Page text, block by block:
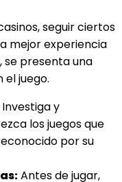
seguir ciertos
mejor experiencia
se presenta una
juego.
Investiga y
los juegos que
por su
Antes de jugar,